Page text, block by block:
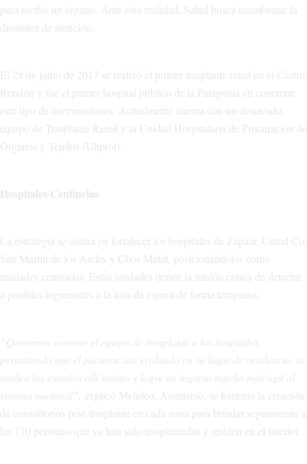
para recibir un órgano. Ante esta realidad, Salud busca transformar la
dinámica de atención.
El 28 de junio de 2017 se realizó el primer trasplante renal en el Castro
Rendón y fue el primer hospital público de la Patagonia en concretar
este tipo de intervenciones. Actualmente cuenta con un destacado
equipo de Trasplante Renal y la Unidad Hospitalaria de Procuración de
Órganos y Tejidos (Uhprot).
Hospitales Centinelas
La estrategia se centra en fortalecer los hospitales de Zapala, Cutral Co,
San Martín de los Andes y Chos Malal, posicionándolos como
unidades centinelas. Estas unidades tienen la misión crítica de detectar
a posibles ingresantes a la lista de espera de forma temprana.
“Queremos acercar el equipo de trasplante a los hospitales,
permitiendo que el paciente sea evaluado en su lugar de residencia, se
realice los estudios allí mismo y logre un ingreso mucho más ágil al
sistema nacional”, explicó Melideo. Asimismo, se fomenta la creación
de consultorios post-trasplante en cada zona para brindar seguimiento a
las 170 personas que ya han sido trasplantadas y residen en el interior.